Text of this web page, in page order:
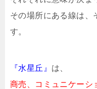
その場所にある線は、
す。
『水星丘』 は、
商売、コミュニケーシ